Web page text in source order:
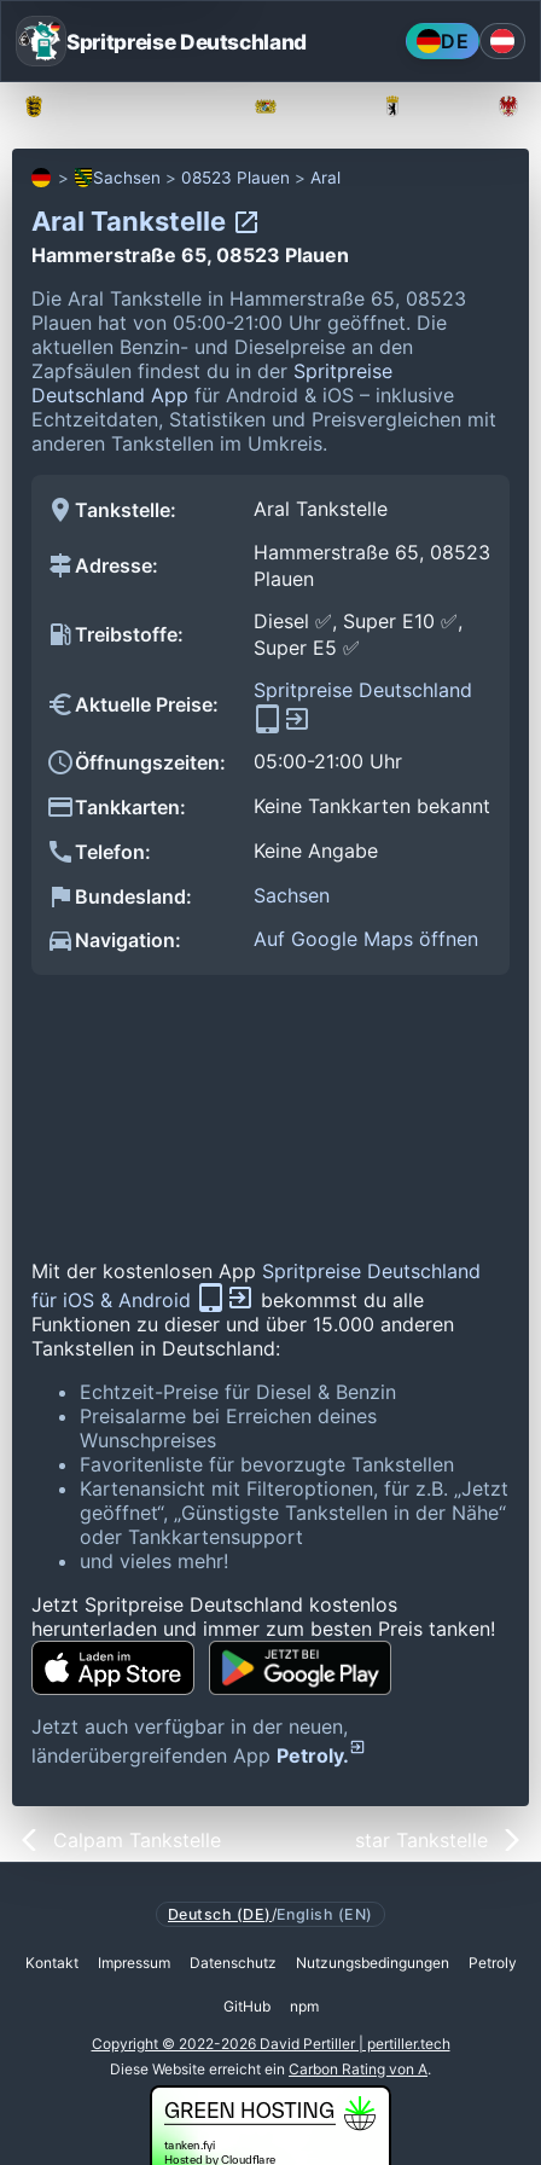
Spritpreise Deutschland DE
Sachsen 08523 Plauen Aral
Aral Tankstelle
Hammerstraße 65, 08523 Plauen
Die Aral Tankstelle in Hammerstraße 65, 08523
Plauen hat von 05:00-21:00 Uhr geöffnet. Die
aktuellen Benzin- und Dieselpreise an den
Zapfsäulen findest du in der Spritpreise
Deutschland App für Android & iOS – inklusive
Echtzeitdaten, Statistiken und Preisvergleichen mit
anderen Tankstellen im Umkreis.
Tankstelle: Aral Tankstelle
Adresse:
Hammerstraße 65, 08523
Plauen
Treibstoffe:
Diesel ✅, Super E10 ✅,
Super E5 ✅
Aktuelle Preise:
Spritpreise Deutschland
Öffnungszeiten:
05:00-21:00 Uhr
Tankkarten:
Keine Tankkarten bekannt
Telefon:
Keine Angabe
Bundesland:
Sachsen
Navigation:
Auf Google Maps öffnen
Mit der kostenlosen App Spritpreise Deutschland
für iOS & Android
bekommst du alle
Funktionen zu dieser und über 15.000 anderen
Tankstellen in Deutschland:
Echtzeit-Preise für Diesel & Benzin
Preisalarme bei Erreichen deines
Wunschpreises
Favoritenliste für bevorzugte Tankstellen
Kartenansicht mit Filteroptionen, für z.B. „Jetzt
geöffnet“, „Günstigste Tankstellen in der Nähe“
oder Tankkartensupport
und vieles mehr!
Jetzt Spritpreise Deutschland kostenlos
herunterladen und immer zum besten Preis tanken!
Jetzt auch verfügbar in der neuen,
länderübergreifenden App Petroly.
Calpam Tankstelle star Tankstelle
Deutsch (DE) /English (EN)
Kontakt Impressum Datenschutz Nutzungsbedingungen Petroly
GitHub npm
Copyright © 2022-2026 David Pertiller | pertiller.tech
Diese Website erreicht ein Carbon Rating von A.